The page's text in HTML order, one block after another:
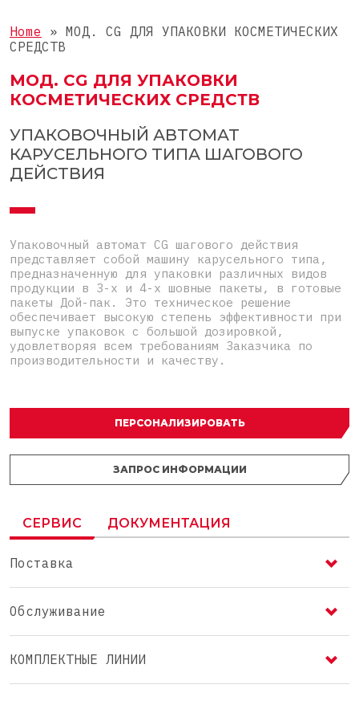
Таблетки
Нестандартные
Пакет саше 4 шва
Дой-пак
Фигурный пакет
Готовый пакет
Коробка для верхней загрузки
Комплектные линии для СТИКов
Комплектные линии для САШЕ
Home » МОД. СG ДЛЯ УПАКОВКИ КОСМЕТИЧЕСКИХ
СРЕДСТВ
МОД. СG ДЛЯ УПАКОВКИ
КОСМЕТИЧЕСКИХ СРЕДСТВ
УПАКОВОЧНЫЙ АВТОМАТ
КАРУСЕЛЬНОГО ТИПА ШАГОВОГО
ДЕЙСТВИЯ
Упаковочный автомат CG шагового действия
представляет собой машину карусельного типа,
предназначенную для упаковки различных видов
продукции в 3-х и 4-х шовные пакеты, в готовые
пакеты Дой-пак. Это техническое решение
обеспечивает высокую степень эффективности при
выпуске упаковок с большой дозировкой,
удовлетворяя всем требованиям Заказчика по
производительности и качеству.
ПЕРСОНАЛИЗИРОВАТЬ
ЗАПРОС ИНФОРМАЦИИ
СЕРВИС ДОКУМЕНТАЦИЯ
Поставка
Обслуживание
КОМПЛЕКТНЫЕ ЛИНИИ